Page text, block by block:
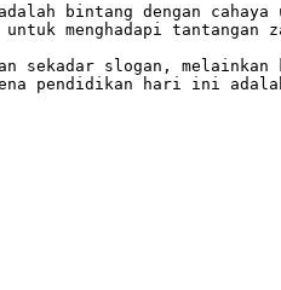
bintang dengan
menghadapi tantangan
sekadar slogan,
pendidikan hari ini adalah